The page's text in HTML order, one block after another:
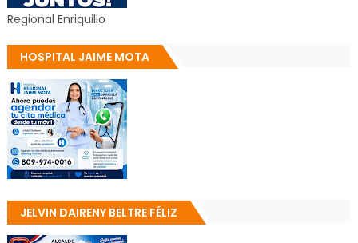
Regional Enriquillo
HOSPITAL JAIME MOTA
JELVIN DAIRENY BELTRE FÉLIZ